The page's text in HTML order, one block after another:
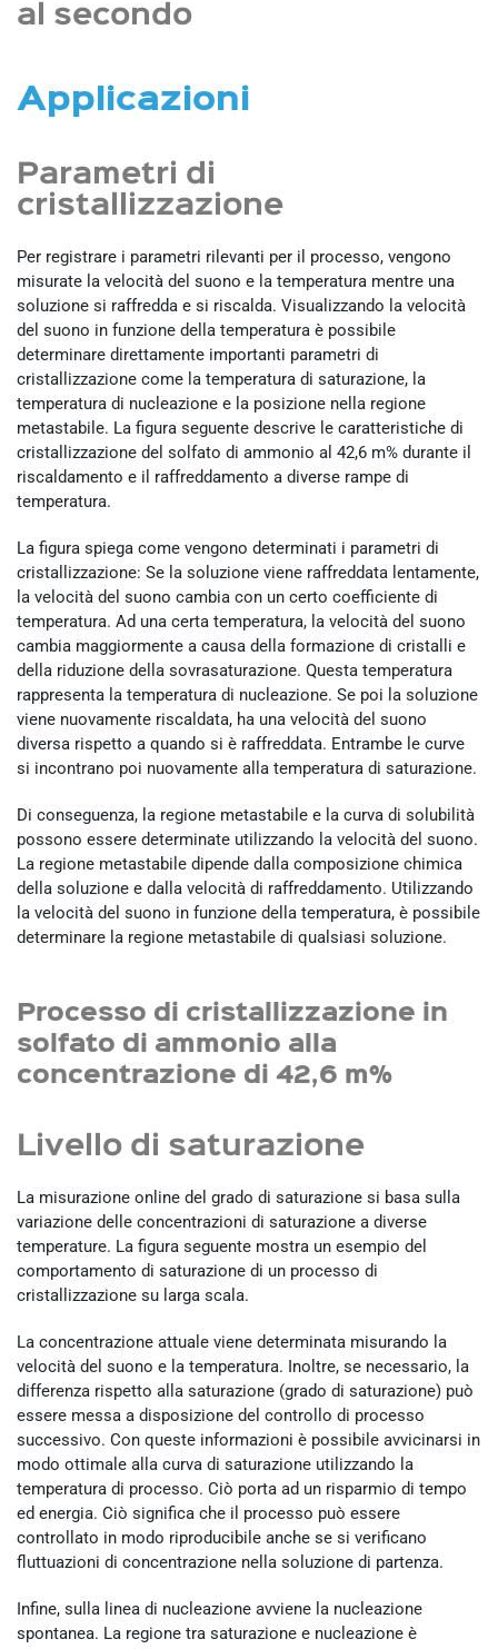
al secondo
Applicazioni
Parametri di
cristallizzazione
Per registrare i parametri rilevanti per il processo, vengono
misurate la velocità del suono e la temperatura mentre una
soluzione si raffredda e si riscalda. Visualizzando la velocità
del suono in funzione della temperatura è possibile
determinare direttamente importanti parametri di
cristallizzazione come la temperatura di saturazione, la
temperatura di nucleazione e la posizione nella regione
metastabile. La figura seguente descrive le caratteristiche di
cristallizzazione del solfato di ammonio al 42,6 m% durante il
riscaldamento e il raffreddamento a diverse rampe di
temperatura.
La figura spiega come vengono determinati i parametri di
cristallizzazione: Se la soluzione viene raffreddata lentamente,
la velocità del suono cambia con un certo coefficiente di
temperatura. Ad una certa temperatura, la velocità del suono
cambia maggiormente a causa della formazione di cristalli e
della riduzione della sovrasaturazione. Questa temperatura
rappresenta la temperatura di nucleazione. Se poi la soluzione
viene nuovamente riscaldata, ha una velocità del suono
diversa rispetto a quando si è raffreddata. Entrambe le curve
si incontrano poi nuovamente alla temperatura di saturazione.
Di conseguenza, la regione metastabile e la curva di solubilità
possono essere determinate utilizzando la velocità del suono.
La regione metastabile dipende dalla composizione chimica
della soluzione e dalla velocità di raffreddamento. Utilizzando
la velocità del suono in funzione della temperatura, è possibile
determinare la regione metastabile di qualsiasi soluzione.
Processo di cristallizzazione in
solfato di ammonio alla
concentrazione di 42,6 m%
Livello di saturazione
La misurazione online del grado di saturazione si basa sulla
variazione delle concentrazioni di saturazione a diverse
temperature. La figura seguente mostra un esempio del
comportamento di saturazione di un processo di
cristallizzazione su larga scala.
La concentrazione attuale viene determinata misurando la
velocità del suono e la temperatura. Inoltre, se necessario, la
differenza rispetto alla saturazione (grado di saturazione) può
essere messa a disposizione del controllo di processo
successivo. Con queste informazioni è possibile avvicinarsi in
modo ottimale alla curva di saturazione utilizzando la
temperatura di processo. Ciò porta ad un risparmio di tempo
ed energia. Ciò significa che il processo può essere
controllato in modo riproducibile anche se si verificano
fluttuazioni di concentrazione nella soluzione di partenza.
Infine, sulla linea di nucleazione avviene la nucleazione
spontanea. La regione tra saturazione e nucleazione è